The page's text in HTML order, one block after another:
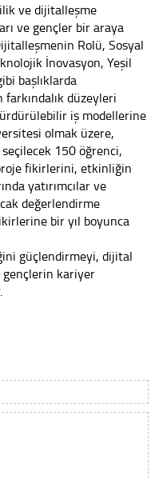
ve dijitalleşme
ve gençler bir araya
Rolü, Sosyal
İnovasyon, Yeşil
başlıklarda
düzeyleri
iş modellerine
olmak üzere,
150 öğrenci,
fikirlerini, etkinliğin
yatırımcılar ve
değerlendirme
bir yıl boyunca
güçlendirmeyi, dijital
gençlerin kariyer